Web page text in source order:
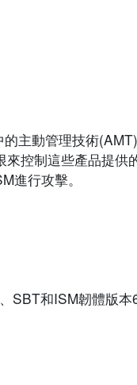
主動管理技術
控制這些產品提供
進行攻擊。
和ISM韌體版本